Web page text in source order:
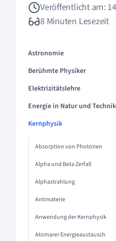
Veröffentlicht am:
8 Minuten Lesezeit
Astronomie
Berühmte Physiker
Elektrizitätslehre
Energie in Natur und Technik
Kernphysik
Absorption von Photonen
Alpha und Beta Zerfall
Alphastrahlung
Antimaterie
Anwendung der Kernphysik
Atomarer Energieaustausch